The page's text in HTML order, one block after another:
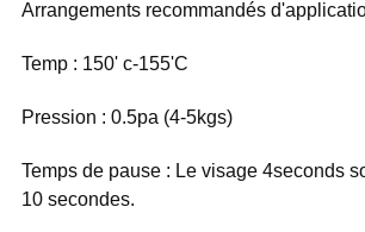
Arrangements recommandés
Temp : 150' c-155'C
Pression : 0.5pa (4-5kgs)
Temps de pause : Le visage 4seconds
10 secondes.